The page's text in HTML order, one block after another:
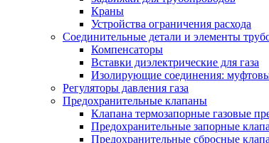
Краны
Устройства ограничения расхода
Соединительные детали и элементы
Компенсаторы
Вставки диэлектрические для газа
Изолирующие соединения:
Регуляторы давления газа
Предохранительные клапаны
Клапана термозапорные газовые
Предохранительные запорные
Предохранительные сбросные